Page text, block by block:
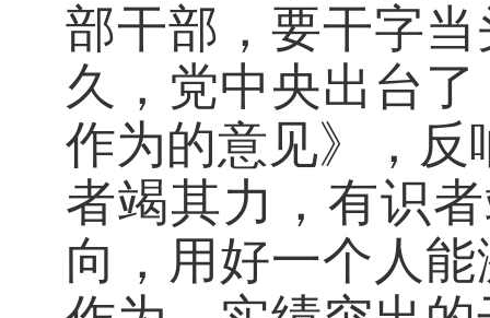
部干部，要干字
久，党中央出台
作为的意见》，反
者竭其力，有识
向，用好一个人